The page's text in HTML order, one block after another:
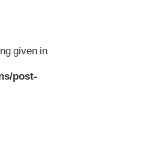
given in
post-